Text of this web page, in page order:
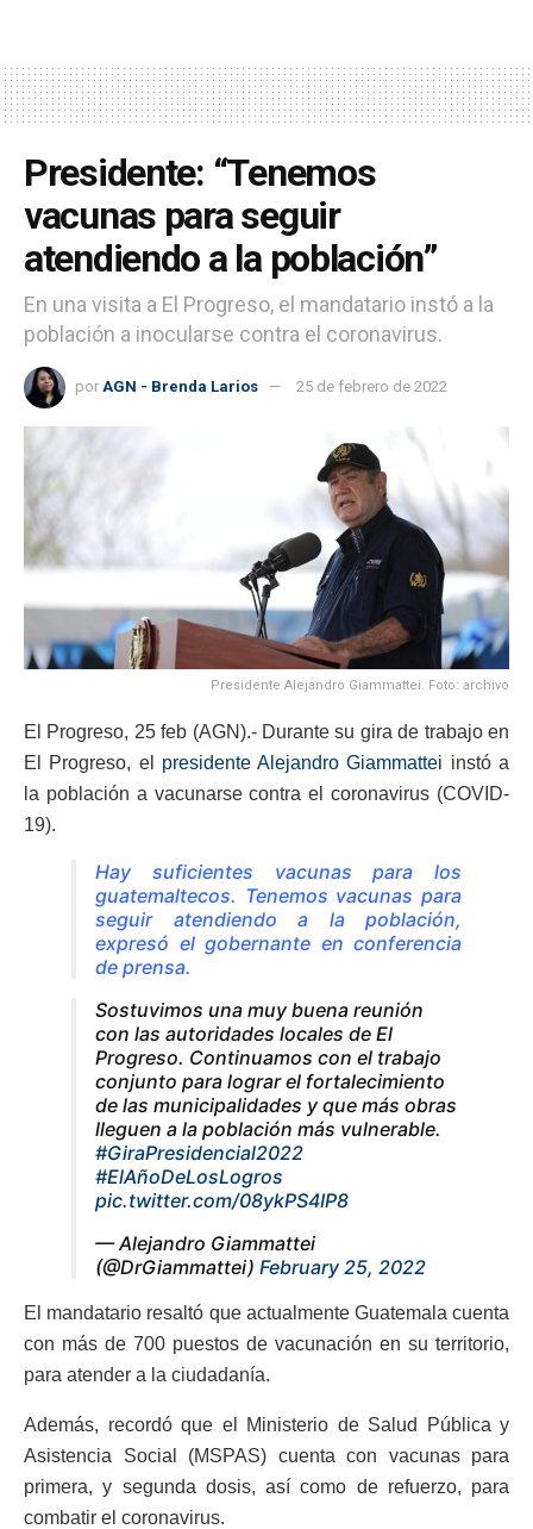
Presidente: “Tenemos
vacunas para seguir
atendiendo a la población”
En una visita a El Progreso, el mandatario instó a la
población a inocularse contra el coronavirus.
por AGN - Brenda Larios 25 de febrero de 2022
Presidente Alejandro Giammattei. Foto: archivo
El Progreso, 25 feb (AGN).- Durante su gira de trabajo en
El Progreso, el presidente Alejandro Giammattei instó a
la población a vacunarse contra el coronavirus (COVID-
19).
Hay suficientes vacunas para los
guatemaltecos. Tenemos vacunas para
seguir atendiendo a la población,
expresó el gobernante en conferencia
de prensa.
Sostuvimos una muy buena reunión
con las autoridades locales de El
Progreso. Continuamos con el trabajo
conjunto para lograr el fortalecimiento
de las municipalidades y que más obras
lleguen a la población más vulnerable.
#GiraPresidencial2022
#ElAñoDeLosLogros
pic.twitter.com/08ykPS4IP8
— Alejandro Giammattei
(@DrGiammattei) February 25, 2022
El mandatario resaltó que actualmente Guatemala cuenta
con más de 700 puestos de vacunación en su territorio,
para atender a la ciudadanía.
Además, recordó que el Ministerio de Salud Pública y
Asistencia Social (MSPAS) cuenta con vacunas para
primera, y segunda dosis, así como de refuerzo, para
combatir el coronavirus.